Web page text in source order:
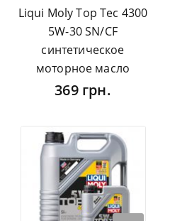
Liqui Moly Top Tec 4300
5W-30 SN/CF
синтетическое
моторное масло
369 грн.